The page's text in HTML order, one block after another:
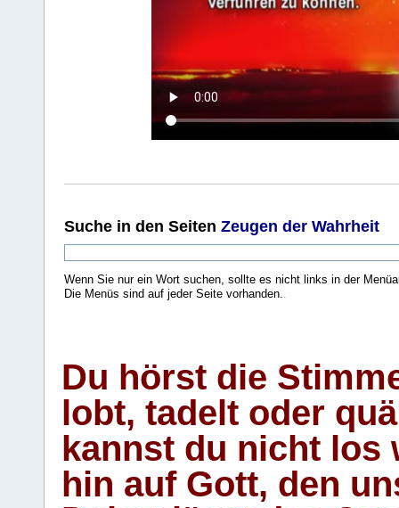
Suche in den Seiten Zeugen der Wahrheit
Wenn Sie nur ein Wort suchen, sollte es nicht links in der
Die Menüs sind auf jeder Seite vorhanden..
Du hörst die
lobt, tadelt oder
kannst du nicht los
hin auf Gott, den